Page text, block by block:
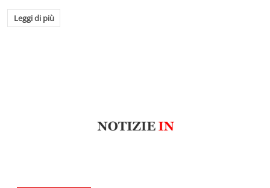
Leggi di più